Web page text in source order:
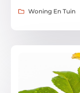
Woning En Tuin